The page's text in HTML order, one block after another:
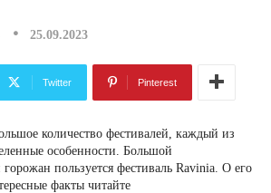
25.09.2023
Twitter Pinterest
количество фестивалей, каждый из
особенности. Большой
пользуется фестиваль Ravinia. О его
факты читайте